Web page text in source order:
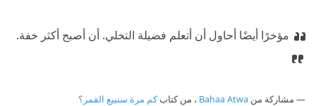
مؤخرًا أيضًا أحاول أن أتعلم فضيلة التخلي. أن أصبح أكثر خفة.
مشاركة من Bahaa Atwa ، من كتابكم مرة سنبيع القمر؟